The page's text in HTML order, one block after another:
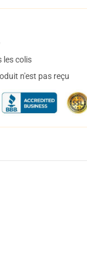
les colis
n'est pas reçu